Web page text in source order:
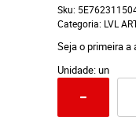
Sku:
Categoria: LVL
Seja o primeira a
Unidade: un